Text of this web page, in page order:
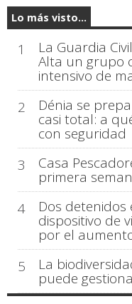
Lo más visto...
1 La Guardia
Alta un grupo
intensivo de
2
Dénia se
casi total: a
con seguridad
3
Casa
primera
4
Dos
dispositivo de
por el
5
La
puede